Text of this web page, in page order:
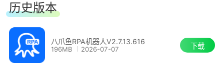
历史版本
八爪鱼RPA机器人V2.7.13.616
196MB 2026-07-07 下载